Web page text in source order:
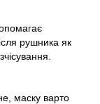
рушника як
маску варто